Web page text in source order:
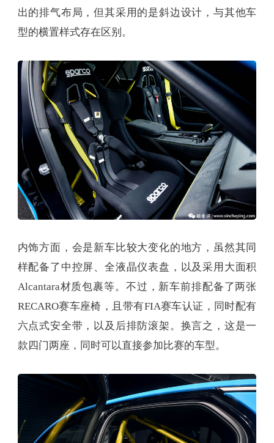
出的排气布局，但其采用的是斜边设计，与其他车
型的横置样式存在区别。
内饰方面，会是新车比较大变化的地方，虽然其同
样配备了中控屏、全液晶仪表盘，以及采用大面积
Alcantara材质包裹等。不过，新车前排配备了两张
RECARO赛车座椅，且带有FIA赛车认证，同时配有
六点式安全带，以及后排防滚架。换言之，这是一
款四门两座，同时可以直接参加比赛的车型。